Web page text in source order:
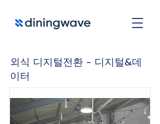
외식 디지털전환 - 디지털&데
이터